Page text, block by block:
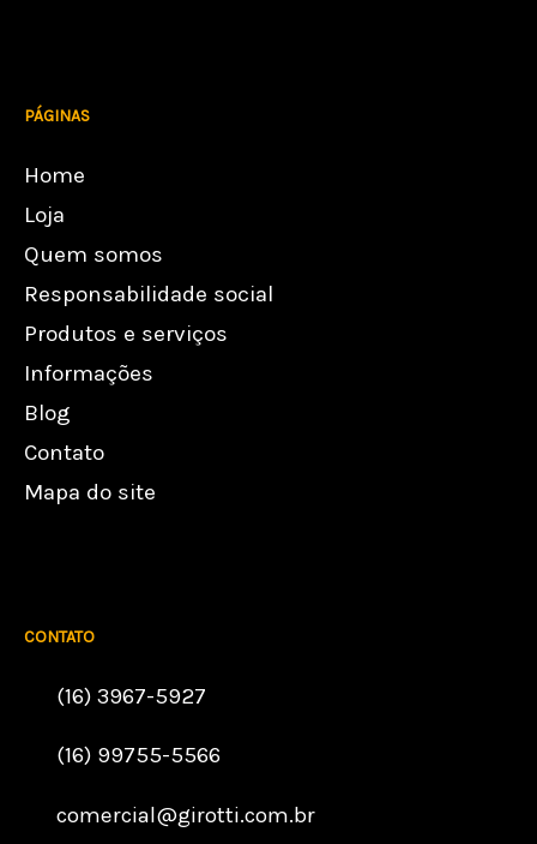
PÁGINAS
Home
Loja
Quem somos
Responsabilidade social
Produtos e serviços
Informações
Blog
Contato
Mapa do site
CONTATO
(16) 3967-5927
(16) 99755-5566
comercial@girotti.com.br